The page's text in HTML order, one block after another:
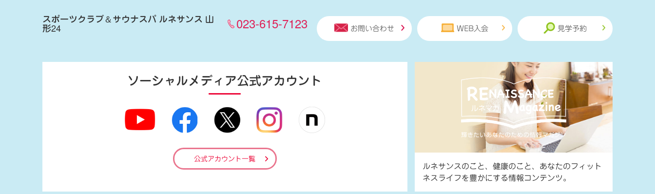
スポーツクラブ＆サウナスパ ルネサンス 山
形24 023-615-7123 お問い合わせ WEB入会 見学予約
ソーシャルメディア公式アカウント
公式アカウント一覧
ルネサンスのこと、健康のこと、あなたのフィット
ネスライフを豊かにする情報コンテンツ。